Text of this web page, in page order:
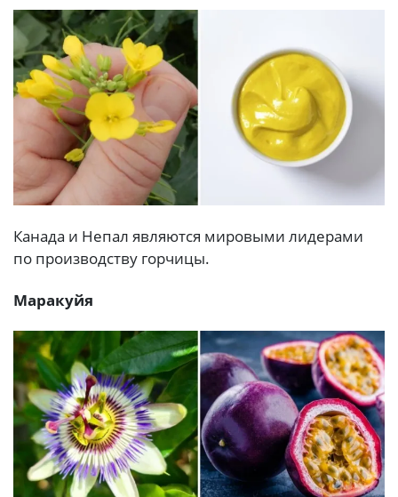
Канада и Непал являются мировыми лидерами
по производству горчицы.
Маракуйя